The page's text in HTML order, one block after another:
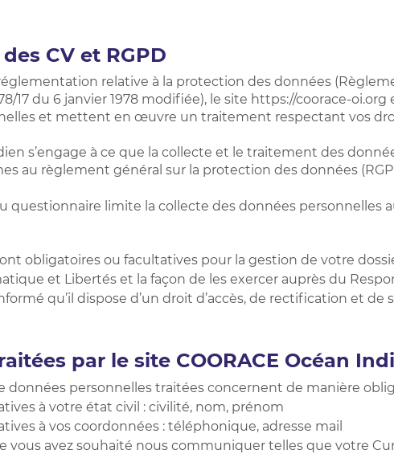
CV et RGPD
relative à la protection des données
17 du 6 janvier 1978 modifiée), le site https://coorace-
et mettent en œuvre un traitement respectant vos
s’engage à ce que la collecte et le traitement des
au règlement général sur la protection des données
questionnaire limite la collecte des données personnelles
obligatoires ou facultatives pour la gestion de votre
et Libertés et la façon de les exercer auprès du
qu’il dispose d’un droit d’accès, de rectification et
par le site COORACE Océan
données personnelles traitées concernent de manière
à votre état civil : civilité, nom, prénom
à vos coordonnées : téléphonique, adresse mail
vous avez souhaité nous communiquer telles que votre